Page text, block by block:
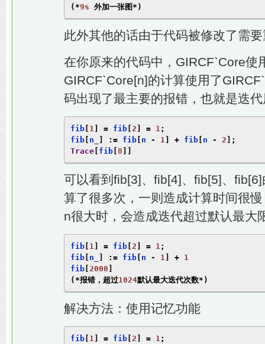
(*9s 外加一张图*)
此外其他的话由于代码被修改了需
在你原来的代码中，GIRCF`Core使
GIRCF`Core[n]的计算使用了
码出现了最主要的报错，也就是迭
fib 1 = fib 2 = 1;
fib n_ := fib n - 1 + fib n - 2 ];
Trace fib 8
可以看到fib[3]、fib[4]、fib[5]、
算了很多次，一则造成计算时间很
n很大时，会造成迭代超过默认最大
fib 1 = fib 2 = 1;
fib n_ := fib n - 1 + 1
fib 2000
(*报错，超过1024默认最大迭代次数*)
解决方法：使用记忆功能
fib 1 = fib 2 = 1;